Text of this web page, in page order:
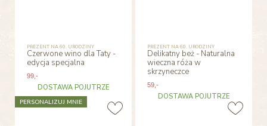
PREZENT NA 60. URODZINY
Czerwone wino dla Taty -
edycja specjalna
99,-
DOSTAWA POJUTRZE
PREZENT NA 60. URODZINY
Delikatny beż - Naturalna
wieczna róża w
skrzyneczce
59 ,-
DOSTAWA POJUTRZE
PERSONALIZUJ MNIE